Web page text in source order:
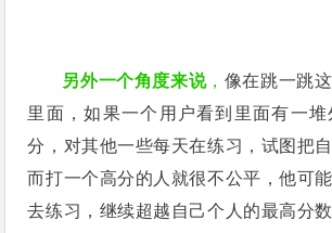
另外一个角度来说， 像在跳一跳
里面，如果一个用户看到里面有一
分，对其他一些每天在练习，试图把
而打一个高分的人就很不公平，他可
去练习，继续超越自己个人的最高分